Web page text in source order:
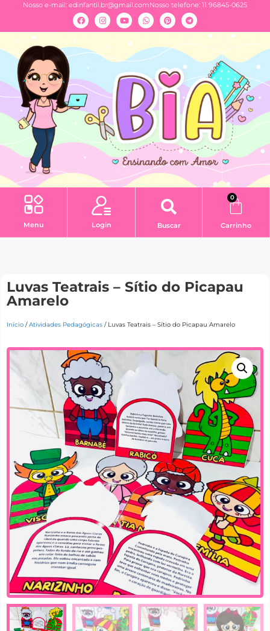
Nosso e-mail: edinfantil.br@gmail.comNosso telefone: 11 96845-0625
Menu Login Buscar
0
Carrinho
Luvas Teatrais – Sítio do Picapau
Amarelo
Início /Atividades Pedagógicas / Luvas Teatrais – Sítio do Picapau Amarelo